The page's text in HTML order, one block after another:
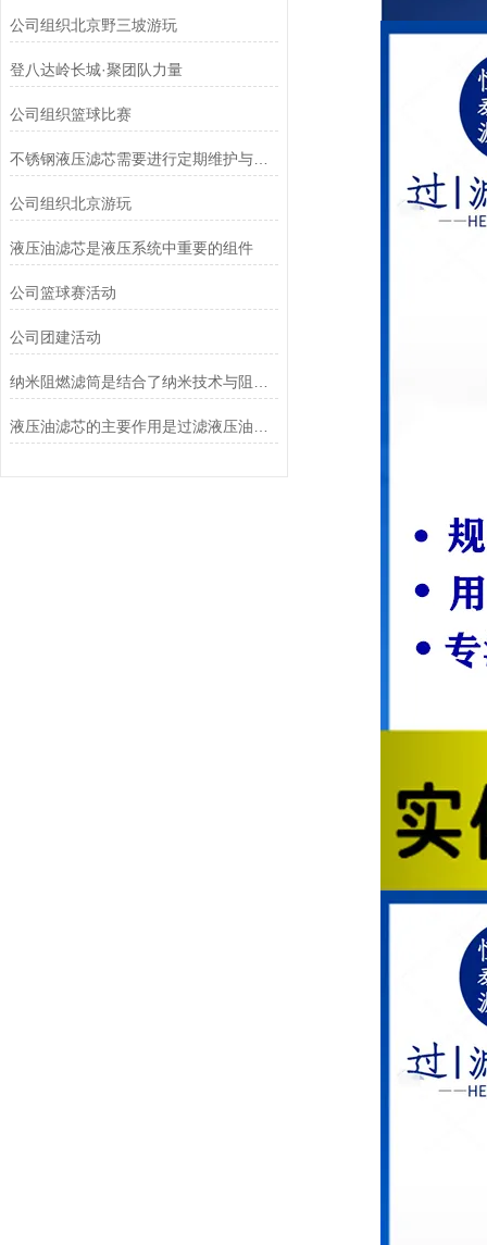
公司组织北京野三坡游玩
登八达岭长城·聚团队力量
公司组织篮球比赛
不锈钢液压滤芯需要进行定期维护与清洁
公司组织北京游玩
液压油滤芯是液压系统中重要的组件
公司篮球赛活动
公司团建活动